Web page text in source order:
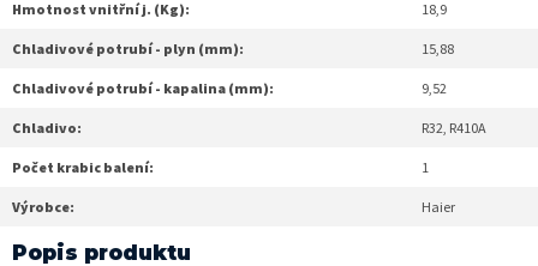
Hmotnost vnitřní j. (Kg): 18,9
Chladivové potrubí - plyn (mm): 15,88
Chladivové potrubí - kapalina (mm): 9,52
Chladivo: R32, R410A
Počet krabic balení: 1
Výrobce: Haier
Popis produktu